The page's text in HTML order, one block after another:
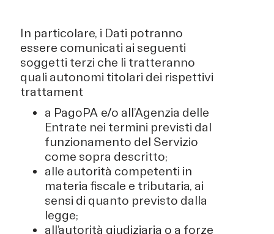
In particolare, i Dati potranno
essere comunicati ai seguenti
soggetti terzi che li tratteranno
quali autonomi titolari dei rispettivi
trattament
a PagoPA e/o all’Agenzia delle
Entrate nei termini previsti dal
funzionamento del Servizio
come sopra descritto;
alle autorità competenti in
materia fiscale e tributaria, ai
sensi di quanto previsto dalla
legge;
all’autorità giudiziaria o a forze